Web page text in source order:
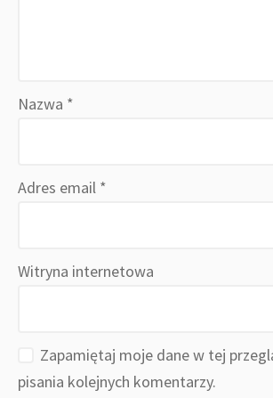
Nazwa *
Adres email *
Witryna internetowa
Zapamiętaj moje dane w tej
pisania kolejnych komentarzy.